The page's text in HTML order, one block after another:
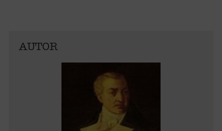
AUTOR